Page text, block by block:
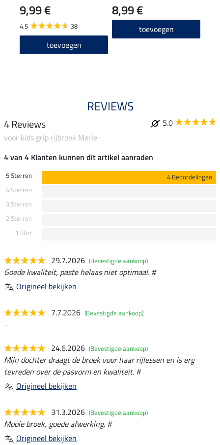
9,99 €
4.5 38
toevoegen
8,99 €
toevoegen
REVIEWS
4 Reviews
5.0
voor kids grip rijbroek Merle
4 van 4 Klanten kunnen dit artikel aanraden
5 Sterren
4 Beoordelingen
4 Sterren
3 Sterren
2 Sterren
1 Ster
29.7.2026 (Bevestigde aankoop)
Goede kwaliteit, paste helaas niet optimaal. #
Origineel bekijken
7.7.2026 (Bevestigde aankoop)
-
24.6.2026 (Bevestigde aankoop)
Mijn dochter draagt de broek voor haar rijlessen en is erg
tevreden over de pasvorm en kwaliteit. #
Origineel bekijken
31.3.2026 (Bevestigde aankoop)
Mooie broek, goede afwerking. #
Origineel bekijken